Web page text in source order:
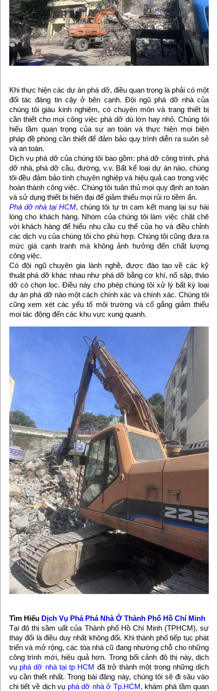
Khi thực hiện các dự án phá dỡ, điều quan trọng là phải có một
đối tác đáng tin cậy ở bên cạnh. Đội ngũ phá dỡ nhà của
chúng tôi giàu kinh nghiệm, có chuyên môn và trang thiết bị
cần thiết cho mọi công việc phá dỡ dù lớn hay nhỏ. Chúng tôi
hiểu tầm quan trọng của sự an toàn và thực hiện mọi biện
pháp đề phòng cần thiết để đảm bảo quy trình diễn ra suôn sẻ
và an toàn.
Dịch vụ phá dỡ của chúng tôi bao gồm: phá dỡ công trình, phá
dỡ nhà, phá dỡ cầu, đường, v.v. Bất kể loại dự án nào, chúng
tôi đều đảm bảo tính chuyên nghiệp và hiệu quả cao trong việc
hoàn thành công việc. Chúng tôi tuân thủ mọi quy định an toàn
và sử dụng thiết bị hiện đại để giảm thiểu mọi rủi ro tiềm ẩn.
Phá dỡ nhà tại HCM, chúng tôi tự tn cam kết mang lại sự hài
lòng cho khách hàng. Nhóm của chúng tôi làm việc chặt chẽ
với khách hàng để hiểu nhu cầu cụ thể của họ và điều chỉnh
các dịch vụ của chúng tôi cho phù hợp. Chúng tôi cũng đưa ra
mức giá cạnh tranh mà không ảnh hưởng đến chất lượng
công việc.
Có đội ngũ chuyên gia lành nghề, được đào tạo về các kỹ
thuật phá dỡ khác nhau như phá dỡ bằng cơ khí, nổ sập, tháo
dỡ có chọn lọc. Điều này cho phép chúng tôi xử lý bất kỳ loại
dự án phá dỡ nào một cách chính xác và chính xác. Chúng tôi
cũng xem xét các yếu tố môi trường và cố gắng giảm thiểu
mọi tác động đến các khu vực xung quanh.
Tìm Hiểu Dịch Vụ Phá Phá Nhà Ở Thành Phố Hồ Chí Minh
Tại đô thị sầm uất của Thành phố Hồ Chí Minh (TPHCM), sự
thay đổi là điều duy nhất không đổi. Khi thành phố tiếp tục phát
triển và mở rộng, các tòa nhà cũ đang nhường chỗ cho những
công trình mới, hiệu quả hơn. Trong bối cảnh đô thị này, dịch
vụ phá dỡ nhà tại tp HCM đã trở thành một trong những dịch
vụ cần thiết nhất. Trong bài đăng này, chúng tôi sẽ đi sâu vào
chi tiết về dịch vụ phá dỡ nhà ở Tp.HCM, khám phá tầm quan